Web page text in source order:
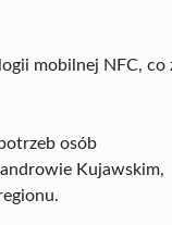
mobilnej NFC, co
osób
Kujawskim,